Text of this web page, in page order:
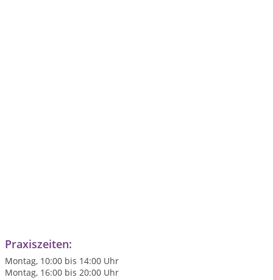
Praxiszeiten:
Montag, 10:00 bis 14:00 Uhr
Montag, 16:00 bis 20:00 Uhr